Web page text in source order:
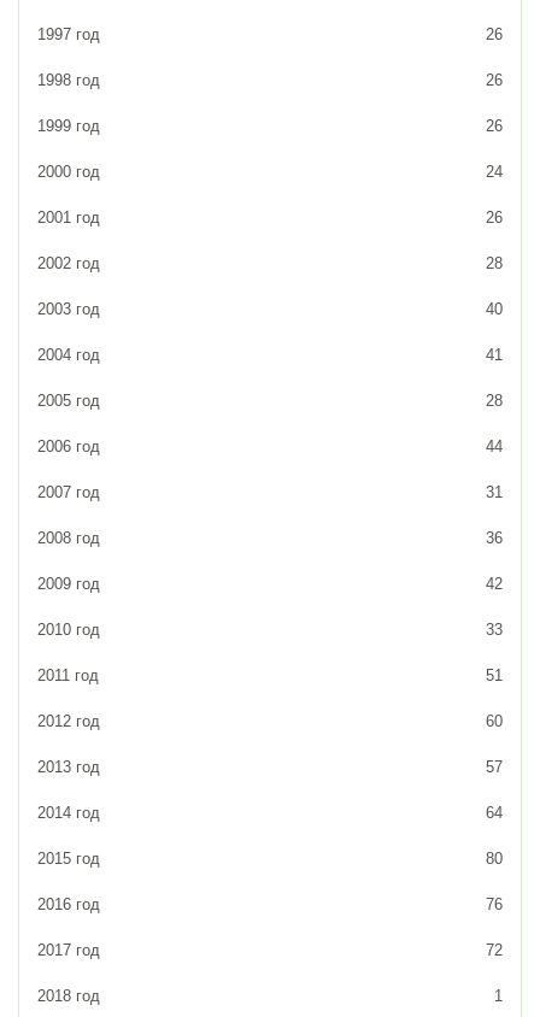
1997 год 26
1998 год 26
1999 год 26
2000 год 24
2001 год 26
2002 год 28
2003 год 40
2004 год 41
2005 год 28
2006 год 44
2007 год 31
2008 год 36
2009 год 42
2010 год 33
2011 год 51
2012 год 60
2013 год 57
2014 год 64
2015 год 80
2016 год 76
2017 год 72
2018 год 1